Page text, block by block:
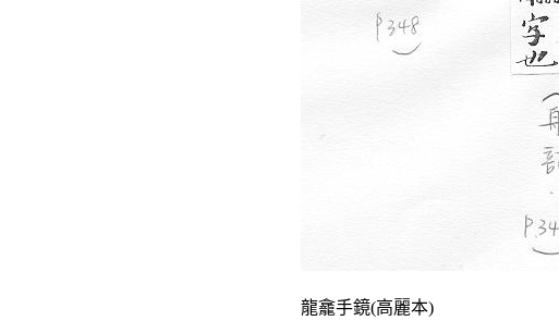
龍龕手鏡(高麗本)